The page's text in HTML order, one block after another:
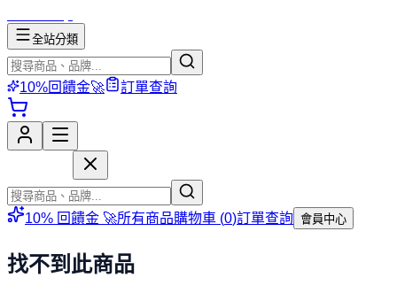
全站分類
10%回饋金🚀 訂單查詢
10% 回饋金 🚀所有商品購物車 (0)訂單查詢 會員中心
找不到此商品